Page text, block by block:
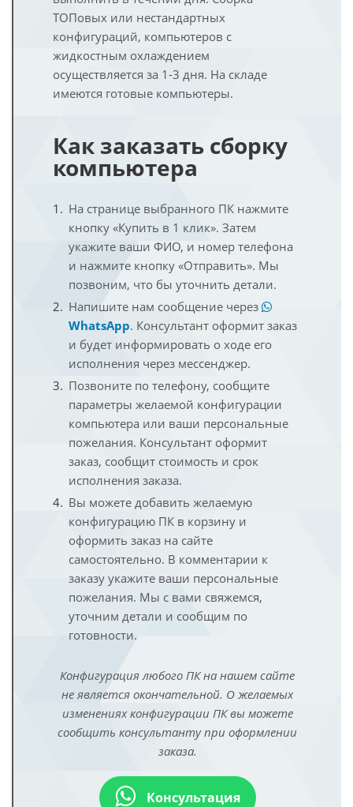
ТОПовых или нестандартных
конфигураций, компьютеров с
жидкостным охлаждением
осуществляется за 1-3 дня. На складе
имеются готовые компьютеры.
Как заказать сборку
компьютера
На странице выбранного ПК нажмите
кнопку «Купить в 1 клик». Затем
укажите ваши ФИО, и номер телефона
и нажмите кнопку «Отправить». Мы
позвоним, что бы уточнить детали.
Напишите нам сообщение через
WhatsApp. Консультант оформит заказ
и будет информировать о ходе его
исполнения через мессенджер.
Позвоните по телефону, сообщите
параметры желаемой конфигурации
компьютера или ваши персональные
пожелания. Консультант оформит
заказ, сообщит стоимость и срок
исполнения заказа.
Вы можете добавить желаемую
конфигурацию ПК в корзину и
оформить заказ на сайте
самостоятельно. В комментарии к
заказу укажите ваши персональные
пожелания. Мы с вами свяжемся,
уточним детали и сообщим по
готовности.
Конфигурация любого ПК на нашем сайте
не является окончательной. О желаемых
изменениях конфигурации ПК вы можете
сообщить консультанту при оформлении
заказа.
Консультация